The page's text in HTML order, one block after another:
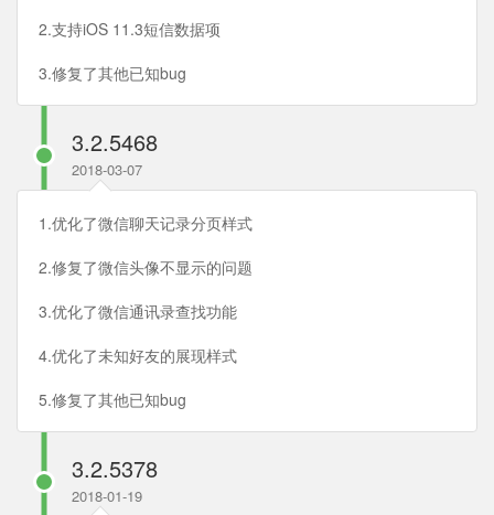
2.支持iOS 11.3短信数据项
3.修复了其他已知bug
3.2.5468
2018-03-07
1.优化了微信聊天记录分页样式
2.修复了微信头像不显示的问题
3.优化了微信通讯录查找功能
4.优化了未知好友的展现样式
5.修复了其他已知bug
3.2.5378
2018-01-19